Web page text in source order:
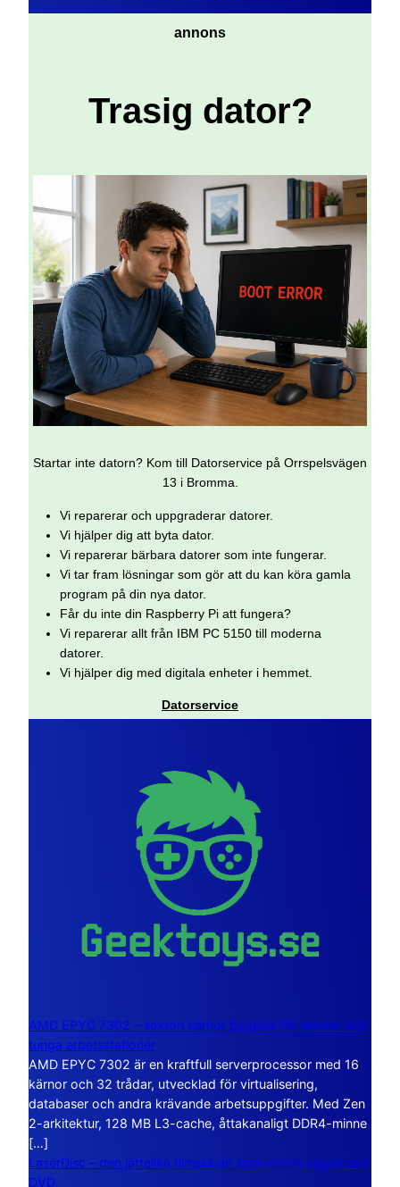
annons
Trasig dator?
Startar inte datorn? Kom till Datorservice på Orrspelsvägen
13 i Bromma.
Vi reparerar och uppgraderar datorer.
Vi hjälper dig att byta dator.
Vi reparerar bärbara datorer som inte fungerar.
Vi tar fram lösningar som gör att du kan köra gamla
program på din nya dator.
Får du inte din Raspberry Pi att fungera?
Vi reparerar allt från IBM PC 5150 till moderna
datorer.
Vi hjälper dig med digitala enheter i hemmet.
Datorservice
AMD EPYC 7302 – sexton kärnor byggda för servrar och
tunga arbetsstationer
AMD EPYC 7302 är en kraftfull serverprocessor med 16
kärnor och 32 trådar, utvecklad för virtualisering,
databaser och andra krävande arbetsuppgifter. Med Zen
2-arkitektur, 128 MB L3-cache, åttakanaligt DDR4-minne
[…]
LaserDisc – den jättelika filmskivan som visade vägen mot
DVD